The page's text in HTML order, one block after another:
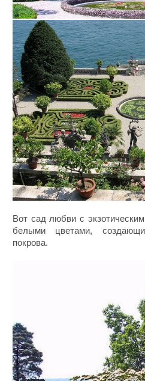
Вот сад любви с
белыми цветами,
покрова.